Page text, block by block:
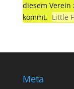
diesem Verein
kommt. Little
Meta